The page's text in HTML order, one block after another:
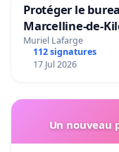
Protéger le
Marcelline-de-
Muriel Lafarge
112 signatures
17 Jul 2026
Un nouveau